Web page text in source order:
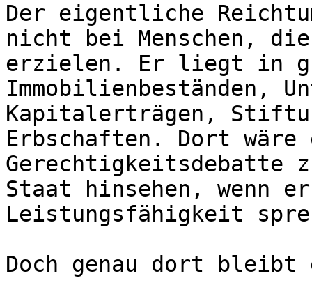
Der eigentliche
nicht bei Menschen,
erzielen. Er liegt in
Immobilienbeständen,
Kapitalerträgen,
Erbschaften. Dort
Gerechtigkeitsdebatte
Staat hinsehen, wenn
Leistungsfähigkeit
Doch genau dort